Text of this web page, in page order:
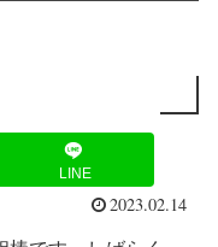
LINE
2023.02.14